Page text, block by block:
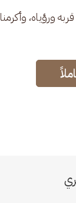
قربه ورؤياه،